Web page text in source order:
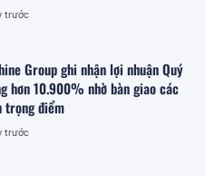
trước
Group ghi nhận lợi nhuận Quý
hơn 10.900% nhờ bàn giao các
trọng điểm
trước